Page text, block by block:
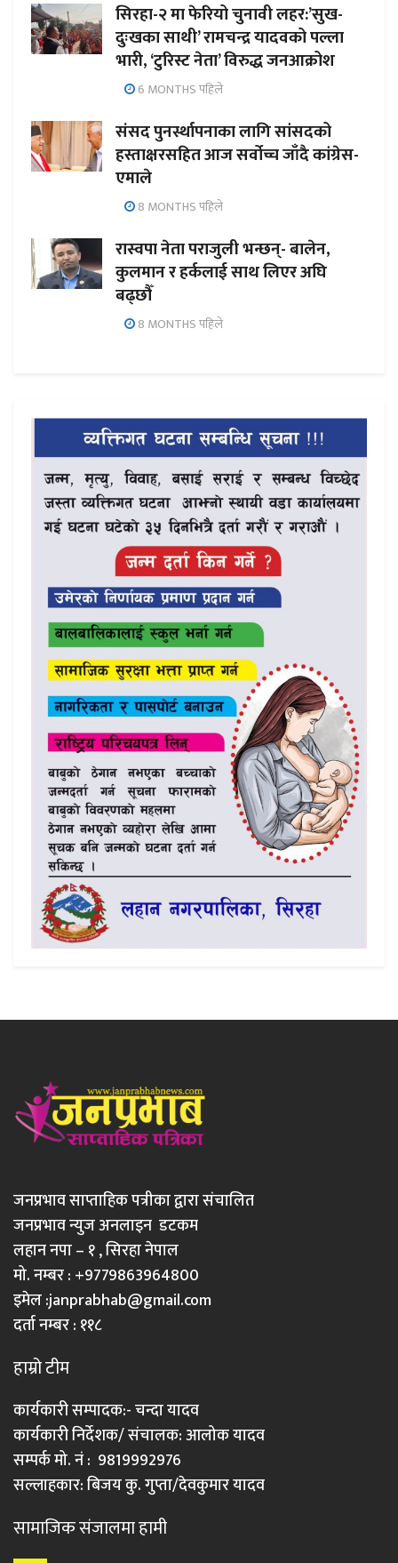
सिरहा-२ मा फेरियो चुनावी लहर:’सुख-
दुःखका साथी’ रामचन्द्र यादवको पल्ला
भारी, ‘टुरिस्ट नेता’ विरुद्ध जनआक्रोश
6 MONTHS पहिले
संसद पुनर्स्थापनाका लागि सांसदको
हस्ताक्षरसहित आज सर्वोच्च जाँदै कांग्रेस-
एमाले
8 MONTHS पहिले
रास्वपा नेता पराजुली भन्छन्- बालेन,
कुलमान र हर्कलाई साथ लिएर अघि
बढ्छौँ
8 MONTHS पहिले
जनप्रभाव साप्ताहिक पत्रीका द्वारा संचालित
जनप्रभाव न्युज अनलाइन डटकम
लहान नपा – १ , सिरहा नेपाल
मो. नम्बर : +9779863964800
इमेल :janprabhab@gmail.com
दर्ता नम्बर : ११८
हाम्रो टीम
कार्यकारी सम्पादक:- चन्दा यादव
कार्यकारी निर्देशक/ संचालक: आलोक यादव
सम्पर्क मो. नं : 9819992976
सल्लाहकार: बिजय कु. गुप्ता/देवकुमार यादव
सामाजिक संजालमा हामी